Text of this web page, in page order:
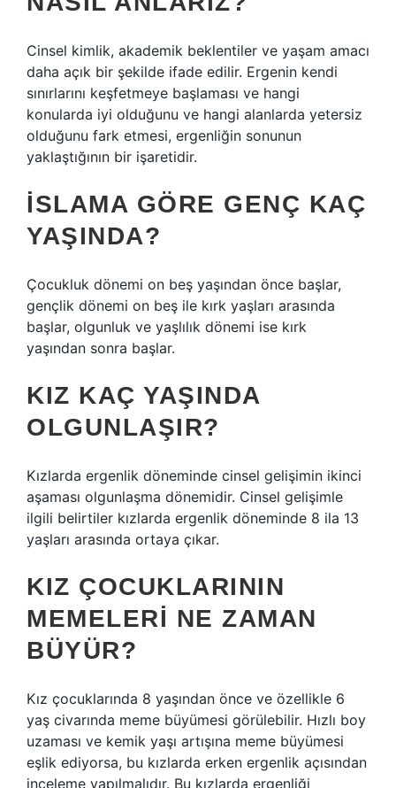
Cinsel kimlik, akademik beklentiler ve yaşam amacı
daha açık bir şekilde ifade edilir. Ergenin kendi
sınırlarını keşfetmeye başlaması ve hangi
konularda iyi olduğunu ve hangi alanlarda yetersiz
olduğunu fark etmesi, ergenliğin sonunun
yaklaştığının bir işaretidir.
İSLAMA GÖRE GENÇ KAÇ
YAŞINDA?
Çocukluk dönemi on beş yaşından önce başlar,
gençlik dönemi on beş ile kırk yaşları arasında
başlar, olgunluk ve yaşlılık dönemi ise kırk
yaşından sonra başlar.
KIZ KAÇ YAŞINDA
OLGUNLAŞIR?
Kızlarda ergenlik döneminde cinsel gelişimin ikinci
aşaması olgunlaşma dönemidir. Cinsel gelişimle
ilgili belirtiler kızlarda ergenlik döneminde 8 ila 13
yaşları arasında ortaya çıkar.
KIZ ÇOCUKLARININ
MEMELERI NE ZAMAN
BÜYÜR?
Kız çocuklarında 8 yaşından önce ve özellikle 6
yaş civarında meme büyümesi görülebilir. Hızlı boy
uzaması ve kemik yaşı artışına meme büyümesi
eşlik ediyorsa, bu kızlarda erken ergenlik açısından
inceleme yapılmalıdır. Bu kızlarda ergenliği